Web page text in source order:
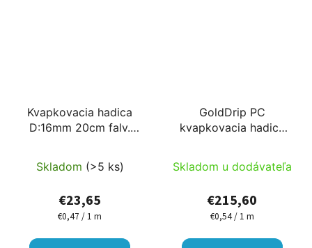
Kvapkovacia hadica
D:16mm 20cm falv.
do záhrad 50m 2l/h
Skladom (>5 ks)
€23,65
Jednotková
€0,47 / 1 m
GoldDrip PC
kvapkovacia hadica
hrúbka steny
45mil=1,2mm tlakovo
ovocné sady 400m
2l/h
Skladom u dodávateľa
€215,60
Jednotková
€0,54 / 1 m